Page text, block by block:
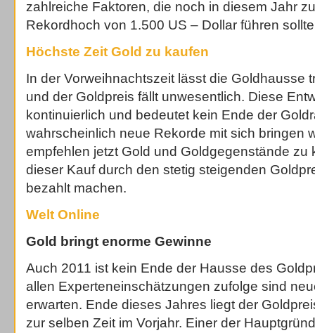
zahlreiche Faktoren, die noch in diesem Jahr
Rekordhoch von 1.500 US – Dollar führen
Höchste Zeit Gold zu kaufen
In der Vorweihnachtszeit lässt die Goldhausse
und der Goldpreis fällt unwesentlich. Diese
kontinuierlich und bedeutet kein Ende der
wahrscheinlich neue Rekorde mit sich bringen
empfehlen jetzt Gold und Goldgegenstände zu
dieser Kauf durch den stetig steigenden
bezahlt machen.
Welt Online
Gold bringt enorme Gewinne
Auch 2011 ist kein Ende der Hausse des
allen Experteneinschätzungen zufolge sind
erwarten. Ende dieses Jahres liegt der
zur selben Zeit im Vorjahr. Einer der